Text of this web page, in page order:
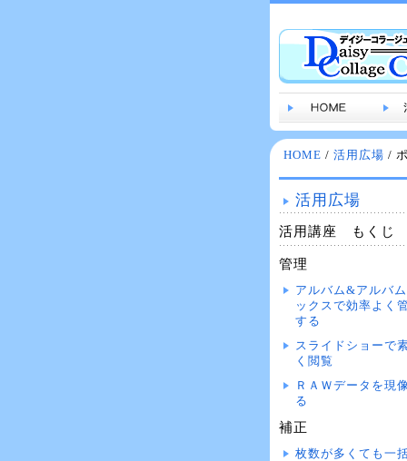
HOME / 活用広場 /
活用広場
活用講座 もくじ
管理
アルバム&アルバ
ックスで効率よく
する
スライドショーで
く閲覧
ＲＡＷデータを現
る
補正
枚数が多くても一